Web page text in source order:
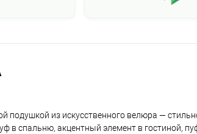
подушкой из искусственного велюра —
в спальню, акцентный элемент в гостиной,